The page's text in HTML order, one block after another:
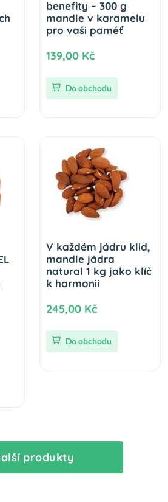
benefity – 300 g
mandle v karamelu
pro vaši paměť
139,00 Kč
Do obchodu
V každém jádru klid,
mandle jádra
natural 1 kg jako klíč
k harmonii
245,00 Kč
Do obchodu
produkty